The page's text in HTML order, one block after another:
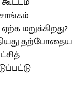
மறுக்கிறது?
தற்போதைய